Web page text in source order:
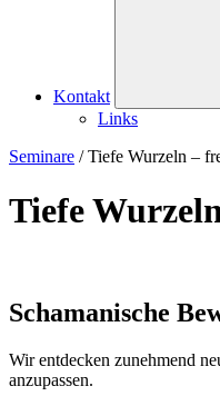
Kontakt
Links
Seminare / Tiefe Wurzeln –
Tiefe
Schamanische
Wir entdecken zunehmend
anzupassen.